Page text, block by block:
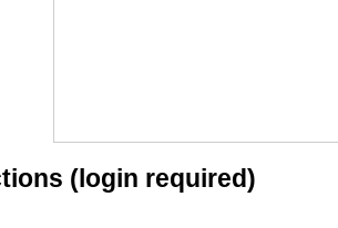
(login required)